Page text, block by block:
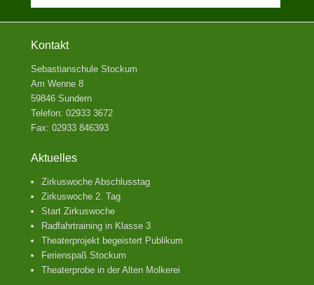
Kontakt
Sebastianschule Stockum
Am Wenne 8
59846 Sundern
Telefon: 02933 3672
Fax: 02933 846393
Aktuelles
Zirkuswoche Abschlusstag
Zirkuswoche 2. Tag
Start Zirkuswoche
Radfahrtraining in Klasse 3
Theaterprojekt begeistert Publikum
Ferienspaß Stockum
Theaterprobe in der Alten Molkerei